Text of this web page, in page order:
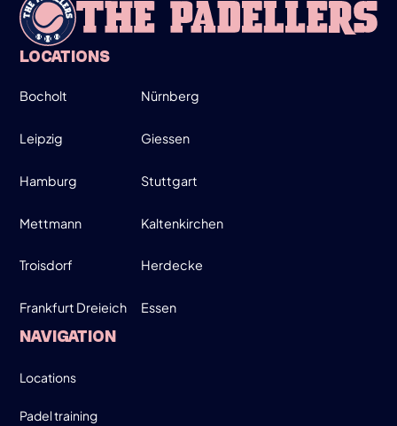
INFO
WEDNESDAY
26
MARCH
MOVE UP, MOVE DOWN - MEN ONLY!
19:00-21:30
SIGN UP
LOCATIONS
Bocholt Nürnberg
Leipzig Giessen
Hamburg Stuttgart
Mettmann Kaltenkirchen
Troisdorf Herdecke
Frankfurt Dreieich Essen
NAVIGATION
Locations
Padel training